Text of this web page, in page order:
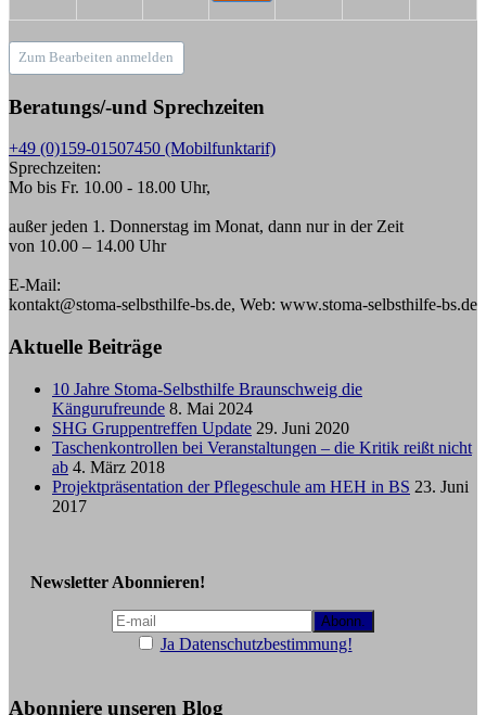
Zum Bearbeiten anmelden
Beratungs/-und Sprechzeiten
+49 (0)159-01507450 (Mobilfunktarif)
Sprechzeiten:
Mo bis Fr. 10.00 - 18.00 Uhr,
außer jeden 1. Donnerstag im Monat, dann nur in der Zeit
von 10.00 – 14.00 Uhr
E-Mail:
kontakt@stoma-selbsthilfe-bs.de, Web: www.stoma-selbsthilfe-bs.de
Aktuelle Beiträge
10 Jahre Stoma-Selbsthilfe Braunschweig die
Kängurufreunde 8. Mai 2024
SHG Gruppentreffen Update 29. Juni 2020
Taschenkontrollen bei Veranstaltungen – die Kritik reißt nicht
ab 4. März 2018
Projektpräsentation der Pflegeschule am HEH in BS 23. Juni
2017
Newsletter Abonnieren!
Ja Datenschutzbestimmung!
Abonniere unseren Blog